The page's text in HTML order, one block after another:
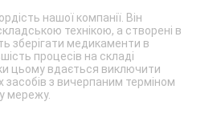
нашої компанії. Він
технікою, а створені в
зберігати медикаменти в
процесів на складі
цьому вдається виключити
засобів з вичерпаним терміном
мережу.